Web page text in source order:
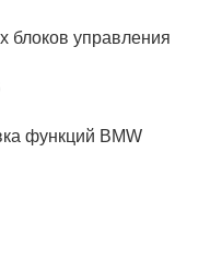
блоков управления
функций BMW